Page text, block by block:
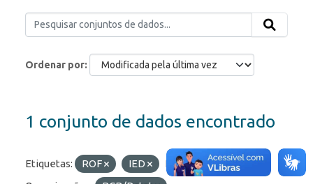
Ordenar por
1 conjunto de dados encontrado
Etiquetas: ROF IED Formatos:
JSON